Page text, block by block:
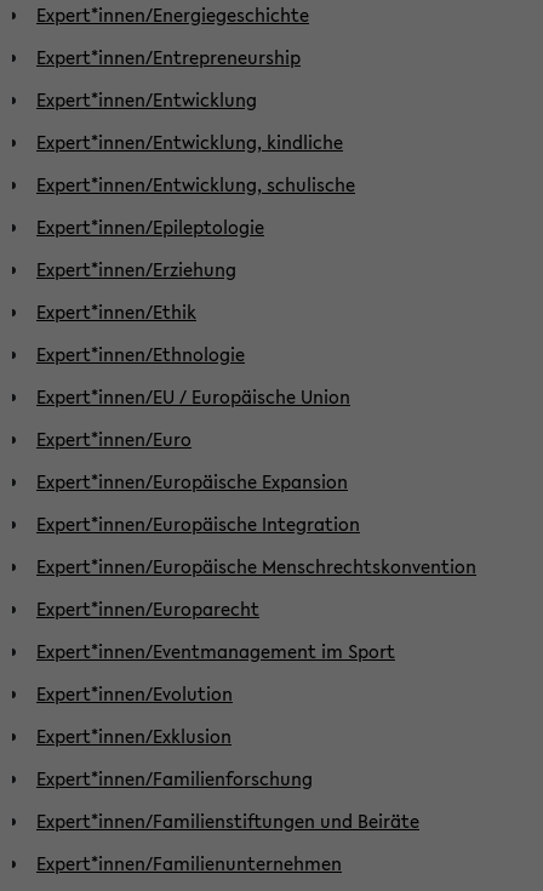
Expert*innen/Energiegeschichte
Expert*innen/Entrepreneurship
Expert*innen/Entwicklung
Expert*innen/Entwicklung, kindliche
Expert*innen/Entwicklung, schulische
Expert*innen/Epileptologie
Expert*innen/Erziehung
Expert*innen/Ethik
Expert*innen/Ethnologie
Expert*innen/EU / Europäische Union
Expert*innen/Euro
Expert*innen/Europäische Expansion
Expert*innen/Europäische Integration
Expert*innen/Europäische Menschrechtskonvention
Expert*innen/Europarecht
Expert*innen/Eventmanagement im Sport
Expert*innen/Evolution
Expert*innen/Exklusion
Expert*innen/Familienforschung
Expert*innen/Familienstiftungen und Beiräte
Expert*innen/Familienunternehmen